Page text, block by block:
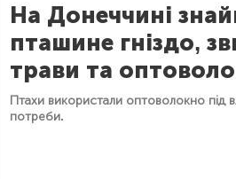
На Донеччині
пташине гніздо,
трави та
Птахи використали оптоволокно під
потреби.